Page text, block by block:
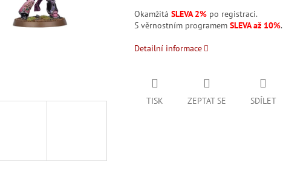
Okamžitá SLEVA 2%po registraci.
S věrnostním programem SLEVA až 10%.
Detailní informace
TISK ZEPTAT SE SDÍLET